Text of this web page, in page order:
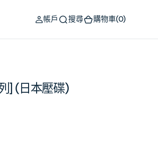
帳戶 搜尋 購物車(0)
] (日本壓碟)